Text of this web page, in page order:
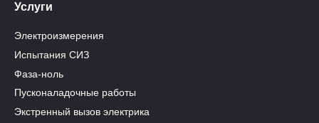
Услуги
Электроизмерения
Испытания СИЗ
Фаза-ноль
Пусконаладочные работы
Экстренный вызов электрика